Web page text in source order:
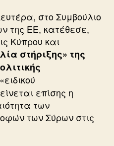
στο Συμβούλιο
της ΕΕ, κατέθεσε,
Κύπρου και
στήριξης» της
επίσης η
των
των Σύρων στις